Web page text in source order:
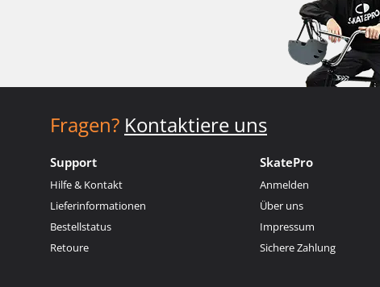
Fragen? Kontaktiere uns
Support
Hilfe & Kontakt
Lieferinformationen
Bestellstatus
Retoure
SkatePro
Anmelden
Über uns
Impressum
Sichere Zahlung